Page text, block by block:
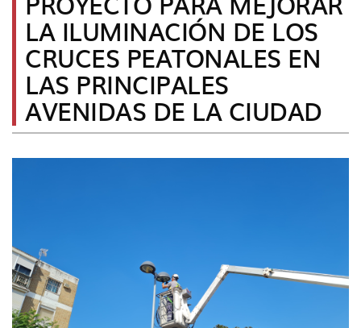
idioma
LA ILUMINACIÓN DE LOS
CRUCES PEATONALES EN
LAS PRINCIPALES
AVENIDAS DE LA CIUDAD